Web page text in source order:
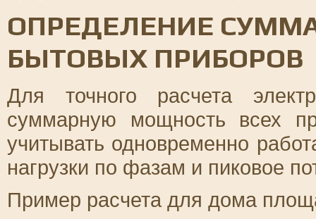
ОПРЕДЕЛЕНИЕ
БЫТОВЫХ ПРИБОРОВ
Для точного расчета
суммарную мощность всех
учитывать одновременно
нагрузки по фазам и пиковое
Пример расчета для дома